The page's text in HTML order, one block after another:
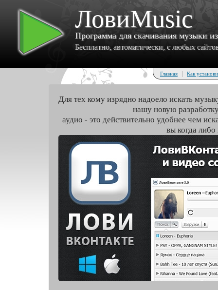
ЛовиMusic
Программа для скачивания музыки
Бесплатно, автоматически, с любых
Главная | Как
Для тех кому изрядно надоело искать
нашу новую
аудио - это действительно удобнее чем
вы когда либо